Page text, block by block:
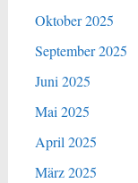
Oktober 2025
September 2025
Juni 2025
Mai 2025
April 2025
März 2025